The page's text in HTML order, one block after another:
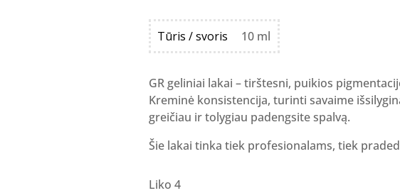
Tūris / svoris 10 ml
GR geliniai lakai – tirštesni, puikios
Kreminė konsistencija, turinti savaime
greičiau ir tolygiau padengsite spalvą.
Šie lakai tinka tiek profesionalams, tiek
Liko 4